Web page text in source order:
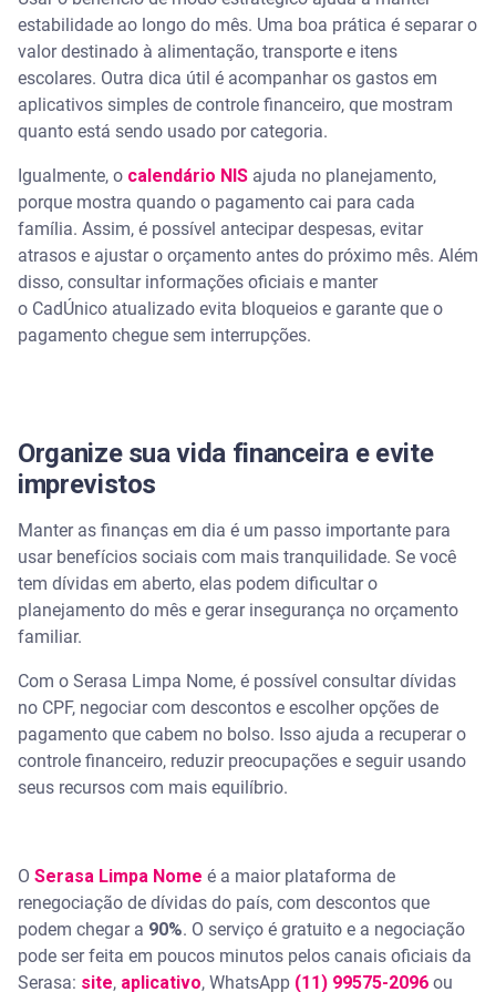
estabilidade ao longo do mês. Uma boa prática é separar o
valor destinado à alimentação, transporte e itens
escolares. Outra dica útil é acompanhar os gastos em
aplicativos simples de controle financeiro, que mostram
quanto está sendo usado por categoria.
Igualmente, o calendário NIS ajuda no planejamento,
porque mostra quando o pagamento cai para cada
família. Assim, é possível antecipar despesas, evitar
atrasos e ajustar o orçamento antes do próximo mês. Além
disso, consultar informações oficiais e manter
o CadÚnico atualizado evita bloqueios e garante que o
pagamento chegue sem interrupções.
Organize sua vida financeira e evite
imprevistos
Manter as finanças em dia é um passo importante para
usar benefícios sociais com mais tranquilidade. Se você
tem dívidas em aberto, elas podem dificultar o
planejamento do mês e gerar insegurança no orçamento
familiar.
Com o Serasa Limpa Nome, é possível consultar dívidas
no CPF, negociar com descontos e escolher opções de
pagamento que cabem no bolso. Isso ajuda a recuperar o
controle financeiro, reduzir preocupações e seguir usando
seus recursos com mais equilíbrio.
O Serasa Limpa Nome é a maior plataforma de
renegociação de dívidas do país, com descontos que
podem chegar a 90%. O serviço é gratuito e a negociação
pode ser feita em poucos minutos pelos canais oficiais da
Serasa: site, aplicativo, WhatsApp (11) 99575-2096 ou